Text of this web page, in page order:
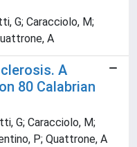
G; Caracciolo, M;
A
A
80 Calabrian
G; Caracciolo, M;
P; Quattrone, A